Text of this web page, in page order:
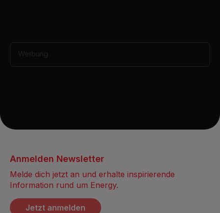
Werbung
Anmelden Newsletter
Melde dich jetzt an und erhalte inspirierende
Information rund um Energy.
Jetzt anmelden